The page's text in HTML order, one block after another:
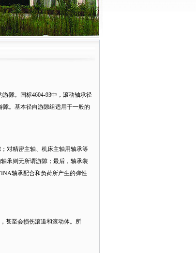
隙。国标4604-93中，滚动轴承径
隙。基本径向游隙组适用于一般的
对精密主轴、机床主轴用轴承等
承则无所谓游隙；最后，轴承装
轴承配合和负荷所产生的弹性
甚至会损伤滚道和滚动体。所